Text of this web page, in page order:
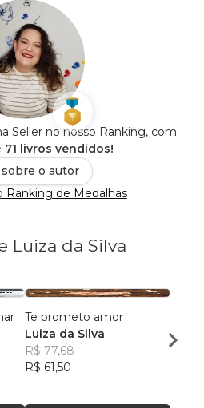
Seller no nosso Ranking, com
71 livros vendidos!
o autor
Ranking de Medalhas
Luiza da Silva
Te prometo amor
Luiza da Silva
R$ 77,68
R$ 61,50
Luiza
R$